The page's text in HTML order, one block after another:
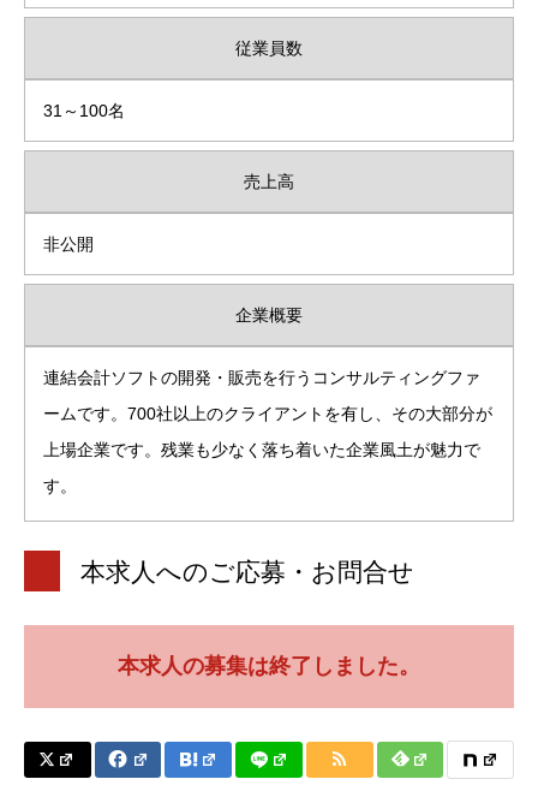
従業員数
31～100名
売上高
非公開
企業概要
連結会計ソフトの開発・販売を行うコンサルティングファ
ームです。700社以上のクライアントを有し、その大部分が
上場企業です。残業も少なく落ち着いた企業風土が魅力で
す。
本求人へのご応募・お問合せ
本求人の募集は終了しました。